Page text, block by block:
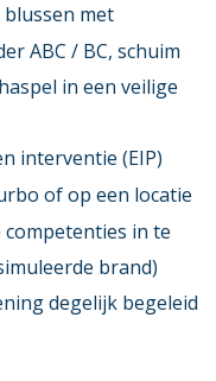
met
ABC / BC, schuim
in een veilige
interventie (EIP)
of op een locatie
in te
brand)
degelijk begeleid